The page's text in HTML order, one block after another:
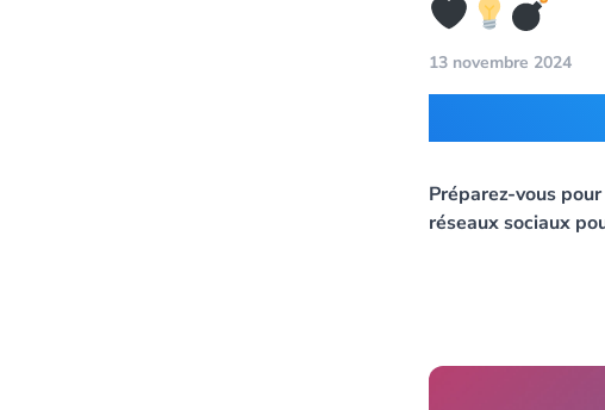
13 novembre 2024
Préparez-vous
réseaux sociaux